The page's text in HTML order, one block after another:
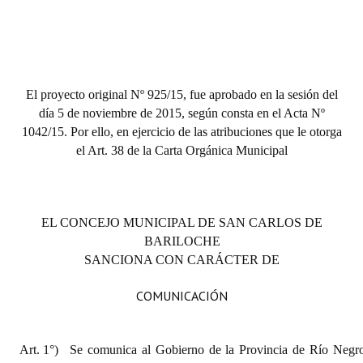
El proyecto original Nº 925/15, fue aprobado en la sesión del
día 5 de noviembre de 2015, según consta en el Acta Nº
1042/15. Por ello, en ejercicio de las atribuciones que le otorga
el Art. 38 de la Carta Orgánica Municipal
EL CONCEJO MUNICIPAL DE SAN CARLOS DE
BARILOCHE
SANCIONA CON CARÁCTER DE
COMUNICACIÓN
Art. 1°)
Se comunica al Gobierno de la Provincia de Río